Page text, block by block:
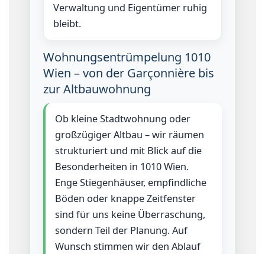
Verwaltung und Eigentümer ruhig
bleibt.
Wohnungsentrümpelung 1010
Wien – von der Garçonnière bis
zur Altbauwohnung
Ob kleine Stadtwohnung oder
großzügiger Altbau – wir räumen
strukturiert und mit Blick auf die
Besonderheiten in 1010 Wien.
Enge Stiegenhäuser, empfindliche
Böden oder knappe Zeitfenster
sind für uns keine Überraschung,
sondern Teil der Planung. Auf
Wunsch stimmen wir den Ablauf